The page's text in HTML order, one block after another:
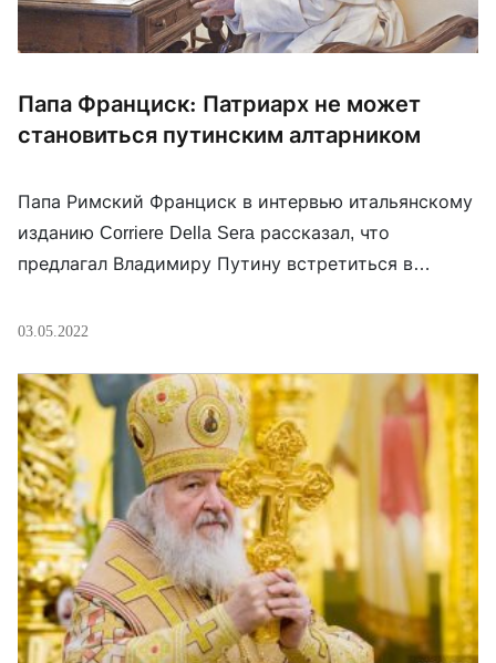
Папа Франциск: Патриарх не может
становиться путинским алтарником
Папа Римский Франциск в интервью итальянскому
изданию Corriere Della Sera рассказал, что
предлагал Владимиру Путину встретиться в
Украине, но не получил никакого ответа. Такую
недели после нападения России, поскольку
«кремлевскому лидеру нужно было получить
лазейку [для выхода из ситуации]». «Я готов […]
03.05.2022